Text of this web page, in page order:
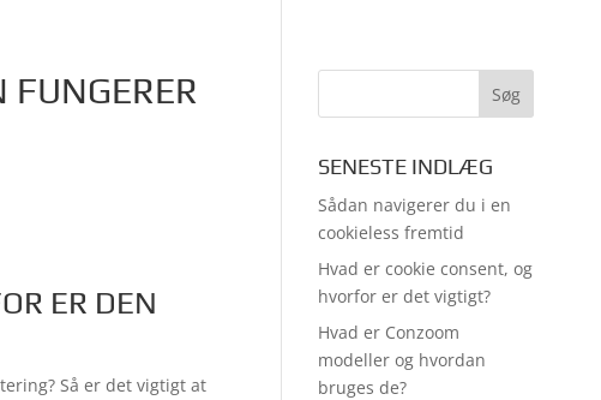
ER DEN
Så er det vigtigt at
SENESTE INDLÆG
Sådan navigerer du i en
cookieless fremtid
Hvad er cookie consent, og
hvorfor er det vigtigt?
Hvad er Conzoom
modeller og hvordan
bruges de?